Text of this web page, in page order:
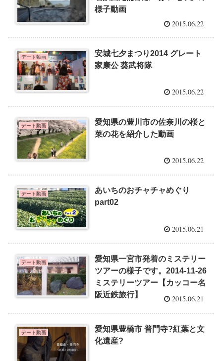
様子動画
2015.06.22
デート動画
安城七夕まつり2014 グレート
家康公 葵武将隊
2015.06.22
デート動画
愛知県の豊川市の佐奈川の桜と
菜の花を紹介した動画
2015.06.22
デート動画
あいちのおチャチャめぐり
part02
2015.06.21
デート動画
愛知県一宮市発着のミステリー
ツアーの様子です。2014-11-26
ミステリーツアー【カッコー名
阪近鉄旅行】
2015.06.21
デート動画
愛知県豊橋市 普門寺?紅葉と文
化遺産?